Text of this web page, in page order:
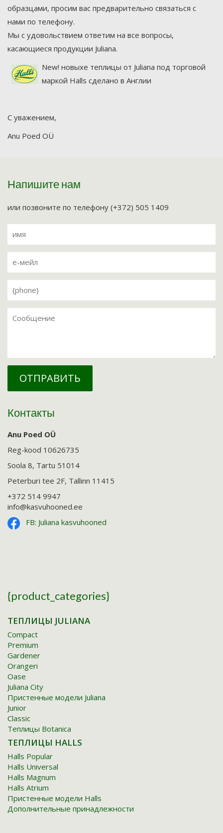
образцами, просим вас предварительно связаться с
нами по телефону.
Мы с удовольствием ответим на все вопросы,
касающиеся продукции Julianа.
New! новыхе теплицы от Juliana под торговой
маркой Halls сделано в Англии
С уважением,
Anu Poed OÜ
Напишите нам
или позвоните по телефону (+372) 505 1409
ОТПРАВИТЬ
Контакты
Anu Poed OÜ
Reg-kood 10626735
Soola 8, Tartu 51014
Peterburi tee 2F, Tallinn 11415
+372 514 9947
info@kasvuhooned.ee
FB: Juliana kasvuhooned
{product_categories}
TЕПЛИЦЫ JULIANA
Compact
Premium
Gardener
Orangeri
Oase
Juliana City
Пристенные модели Juliana
Junior
Classic
Tеплицы Botanica
TЕПЛИЦЫ HALLS
Halls Popular
Halls Universal
Halls Magnum
Halls Atrium
Пристенные модели Halls
Дополнительные принадлежности